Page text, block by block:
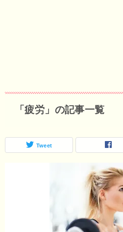
「疲労」の記事一覧
Tweet